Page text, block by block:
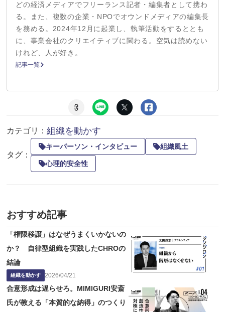
どの経済メディアでフリーランス記者・編集者として携わ
る。また、複数の企業・NPOでオウンドメディアの編集長
を務める。2024年12月に起業し、執筆活動をするととも
に、事業会社のクリエイティブに関わる。空気は読めない
けれど、人が好き。
記事一覧
カテゴリ：組織を動かす
タグ：
キーパーソン・インタビュー 組織風土
心理的安全性
おすすめ記事
「権限移譲」はなぜうまくいかないの
か？ 自律型組織を実践したCHROの
結論
組織を動かす 2026/04/21
合意形成は遅らせろ。MIMIGURI安斎
氏が教える「本質的な納得」のつくり